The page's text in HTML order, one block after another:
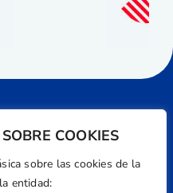
COOKIES
sobre las cookies de la
entidad: